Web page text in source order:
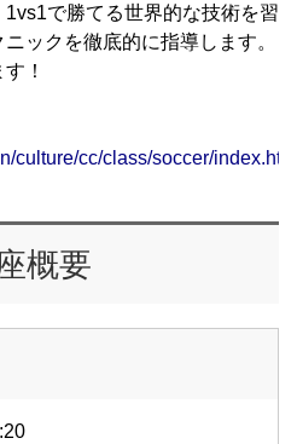
1vs1で勝てる世界的な技術を習
ックを徹底的に指導します。
！
culture/cc/class/soccer/
概要